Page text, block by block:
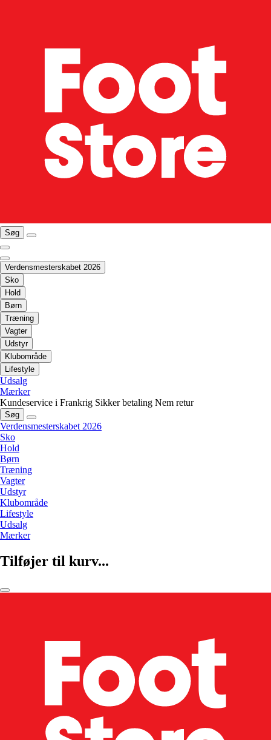
Søg
Verdensmesterskabet 2026
Sko
Hold
Børn
Træning
Vagter
Udstyr
Klubområde
Lifestyle
Udsalg
Mærker
Kundeservice i Frankrig Sikker betaling Nem retur
Søg
Verdensmesterskabet 2026
Sko
Hold
Børn
Træning
Vagter
Udstyr
Klubområde
Lifestyle
Udsalg
Mærker
Tilføjer til kurv...